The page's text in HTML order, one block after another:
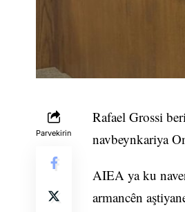
Parvekirin
Rafael Grossi
navbeynkariya
AIEA ya ku
armancên